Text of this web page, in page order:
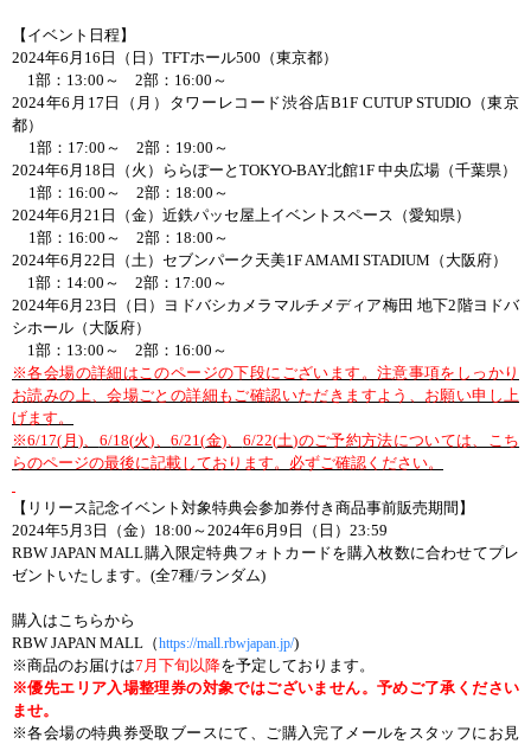
【イベント日程】
2024年6 月 16 日（日） TFTホール500 （東京都）
1部： 13:00 ～ 2部： 16:00 ～
2024年6 月 17 日（月）タワーレコード渋谷店B1F CUTUP STUDIO （東京
都）
1部： 17:00 ～ 2部： 19:00 ～
2024年6 月 18 日（火）ららぽーと TOKYO-BAY北館1F 中央広場（千葉県）
1部： 16:00 ～ 2部： 18:00 ～
2024年6 月 21 日（金）近鉄パッセ屋上イベントスペース（愛知県）
1部： 16:00 ～ 2部： 18:00 ～
2024年6 月 22 日（土）セブンパーク天美1F AMAMI STADIUM （大阪府）
1部： 14:00 ～ 2部： 17:00 ～
2024年6 月 23 日（日）ヨドバシカメラマルチメディア梅田 地下2 階ヨドバ
シホール（大阪府）
1部： 13:00 ～ 2部： 16:00 ～
※各会場の詳細はこのページの下段にございます。注意事項をしっかり
お読みの上、会場ごとの詳細もご確認いただきますよう、お願い申し上
げます。
※6/17( 月)、 6/18(火)、6/21(金)、 6/22(土)のご予約方法については、こち
らのページの最後に記載しております。必ずご確認ください。
【 リリース記念イベント対象特典会参加券付き商品事前販売期間】
2024年5 月 3 日（金） 18:00 ～2024年6 月 9 日（日） 23:59
RBW JAPAN MALL購入限定特典フォトカードを購入枚数に合わせてプレ
ゼントいたします。 (全7種/ランダム)
購入はこちらから
RBW JAPAN MALL （https://mall.rbwjapan.jp/)
※商品のお届けは7 月下旬以降を予定しております。
※優先エリア入場整理券の対象ではございません。予めご了承ください
ませ。
※各会場の特典券受取ブースにて、ご購入完了メールをスタッフにお見